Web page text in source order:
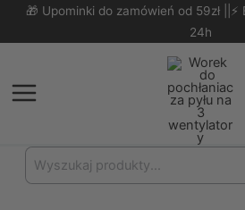
🎁 Upominki do zamówień od 59zł
24h
Menu
Search
for: